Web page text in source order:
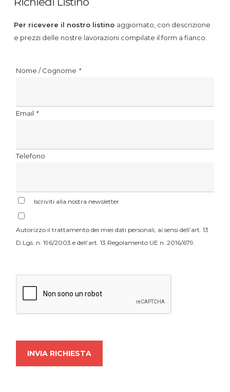
Per ricevere il nostro listino aggiornato, con descrizione
e prezzi delle nostre lavorazioni compilate il form a fianco.
Nome / Cognome *
Email *
Telefono
Iscriviti alla nostra newsletter
Autorizzo il trattamento dei miei dati personali, ai sensi dell’art. 13
D.Lgs. n. 196/2003 e dell’art. 13 Regolamento UE n. 2016/679.